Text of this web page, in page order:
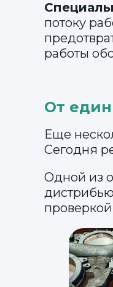
потоку
работы
От
Еще
Сегодня
Одной из